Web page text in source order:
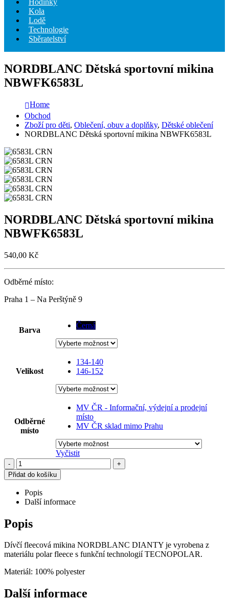
Hodinky
Kola
Lodě
Technologie
Sběratelství
NORDBLANC Dětská sportovní mikina
NBWFK6583L
Home
Obchod
Zboží pro děti, Oblečení, obuv a doplňky, Dětské oblečení
NORDBLANC Dětská sportovní mikina NBWFK6583L
NORDBLANC Dětská sportovní mikina
NBWFK6583L
540,00 Kč
Odběrné místo:
Praha 1 – Na Perštýně 9
Barva
Černá
Velikost
134-140
146-152
Odběrné
místo
MV ČR - Informační, výdejní a prodejní
místo
MV ČR sklad mimo Prahu
Vyčistit
-
+
Přidat do košíku
Popis
Další informace
Popis
Dívčí fleecová mikina NORDBLANC DIANTY je vyrobena z
materiálu polar fleece s funkční technologií TECNOPOLAR.
Materiál: 100% polyester
Další informace